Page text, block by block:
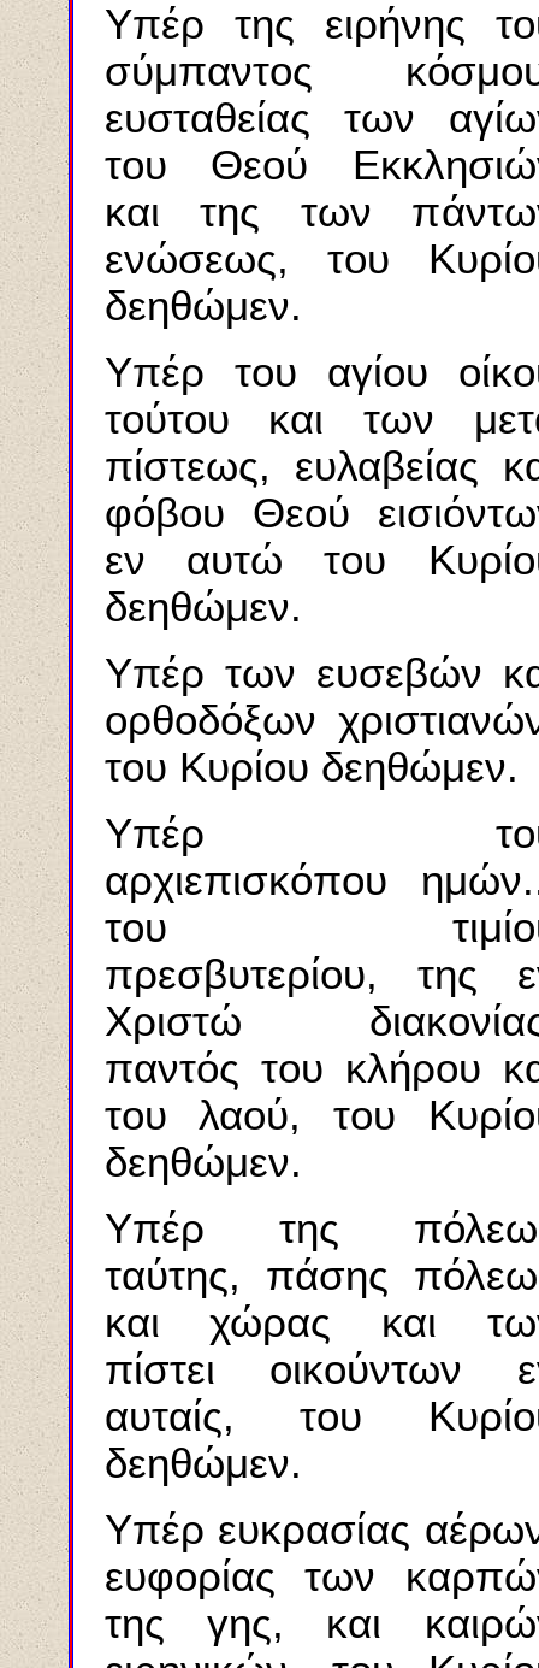
Υπέρ της ειρήνης
σύμπαντος
ευσταθείας των
του Θεού
και της των
ενώσεως, του
δεηθώμεν.
Υπέρ του αγίου
τούτου και των
πίστεως, ευλαβείας
φόβου Θεού
εν αυτώ του
δεηθώμεν.
Υπέρ των ευσεβών
ορθοδόξων
του Κυρίου δεηθώμεν.
Υπέρ
αρχιεπισκόπου
του
πρεσβυτερίου, της
Χριστώ
παντός του κλήρου
του λαού, του
δεηθώμεν.
Υπέρ της
ταύτης, πάσης
και χώρας και
πίστει οικούντων
αυταίς, του
δεηθώμεν.
Υπέρ ευκρασίας
ευφορίας των
της γης, και